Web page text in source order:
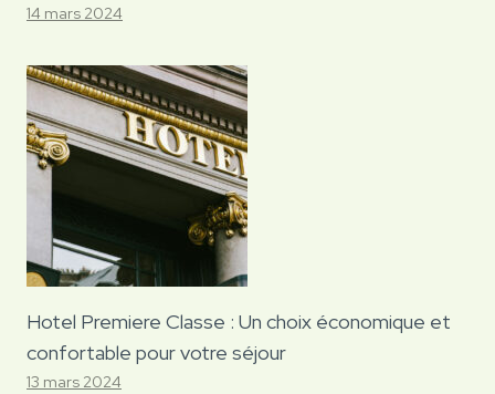
14 mars 2024
Hotel Premiere Classe : Un choix économique et
confortable pour votre séjour
13 mars 2024